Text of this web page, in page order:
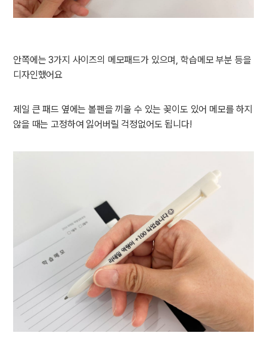
안쪽에는 3가지 사이즈의 메모패드가 있으며, 학습메모 부분 등을
디자인했어요
제일 큰 패드 옆에는 볼펜을 끼울 수 있는 꽂이도 있어 메모를 하지
않을 때는 고정하여 잃어버릴 걱정없어도 됩니다!